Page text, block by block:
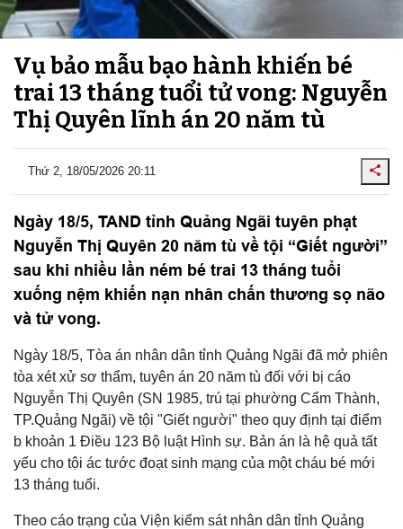
Vụ bảo mẫu bạo hành khiến bé
trai 13 tháng tuổi tử vong: Nguyễn
Thị Quyên lĩnh án 20 năm tù
Thứ 2, 18/05/2026 20:11
Ngày 18/5, TAND tỉnh Quảng Ngãi tuyên phạt
Nguyễn Thị Quyên 20 năm tù về tội “Giết người”
sau khi nhiều lần ném bé trai 13 tháng tuổi
xuống nệm khiến nạn nhân chấn thương sọ não
và tử vong.
Ngày 18/5, Tòa án nhân dân tỉnh Quảng Ngãi đã mở phiên
tòa xét xử sơ thẩm, tuyên án 20 năm tù đối với bị cáo
Nguyễn Thị Quyên (SN 1985, trú tại phường Cẩm Thành,
TP.Quảng Ngãi) về tội "Giết người" theo quy định tại điểm
b khoản 1 Điều 123 Bộ luật Hình sự. Bản án là hệ quả tất
yếu cho tội ác tước đoạt sinh mạng của một cháu bé mới
13 tháng tuổi.
Theo cáo trạng của Viện kiểm sát nhân dân tỉnh Quảng